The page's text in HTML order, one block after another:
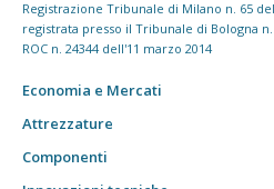
Registrazione Tribunale di Milano n. 65
registrata presso il Tribunale di Bologna n.
ROC n. 24344 dell'11 marzo 2014
Economia e Mercati
Attrezzature
Componenti